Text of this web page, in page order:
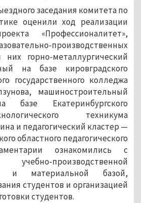
заседания комитета по
оценили ход реализации
«Профессионалитет»,
производственных
горно-металлургический
на базе кировградского
государственного колледжа
машиностроительный
Екатеринбургского
техникума
и педагогический кластер —
областного педагогического
ознакомились с
производственной
и материальной базой,
студентов и организацией
студентов.